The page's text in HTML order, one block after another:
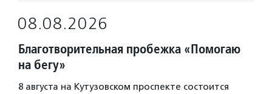
08.08.2026
Благотворительная пробежка «Помогаю
на бегу»
8 августа на Кутузовском проспекте состоится